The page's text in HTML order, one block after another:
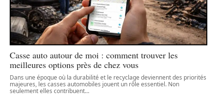
Casse auto autour de moi : comment trouver les
meilleures options près de chez vous
Dans une époque où la durabilité et le recyclage deviennent des priorités
majeures, les casses automobiles jouent un rôle essentiel. Non
seulement elles contribuent…